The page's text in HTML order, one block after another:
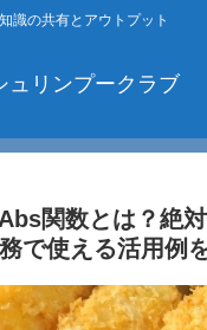
知識の共有とアウトプット
ュリンプークラブ
関数とは？絶
で使える活用例